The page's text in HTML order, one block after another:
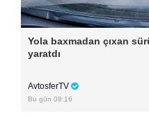
Yola baxmadan çıxan
yaratdı
AvtosferTV
Bu gün 08:16